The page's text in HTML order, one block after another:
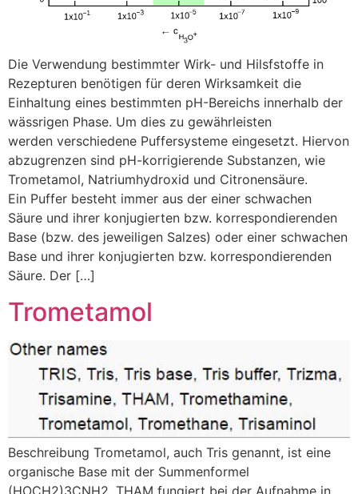
Die Verwendung bestimmter Wirk- und Hilsfstoffe in
Rezepturen benötigen für deren Wirksamkeit die
Einhaltung eines bestimmten pH-Bereichs innerhalb der
wässrigen Phase. Um dies zu gewährleisten
werden verschiedene Puffersysteme eingesetzt. Hiervon
abzugrenzen sind pH-korrigierende Substanzen, wie
Trometamol, Natriumhydroxid und Citronensäure.
Ein Puffer besteht immer aus der einer schwachen
Säure und ihrer konjugierten bzw. korrespondierenden
Base (bzw. des jeweiligen Salzes) oder einer schwachen
Base und ihrer konjugierten bzw. korrespondierenden
Säure. Der […]
Trometamol
Beschreibung Trometamol, auch Tris genannt, ist eine
organische Base mit der Summenformel
(HOCH2)3CNH2. THAM fungiert bei der Aufnahme in